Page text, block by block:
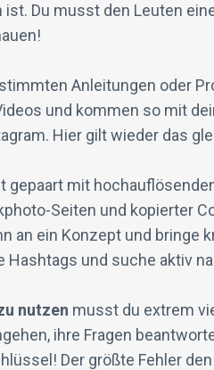
Du musst den Leuten
Anleitungen oder
und kommen so mit
Hier gilt wieder das
gepaart mit
Seiten und kopierter
an ein Konzept und bringe
Hashtags und suche aktiv
nutzen musst du extrem
ihre Fragen
Der größte Fehler